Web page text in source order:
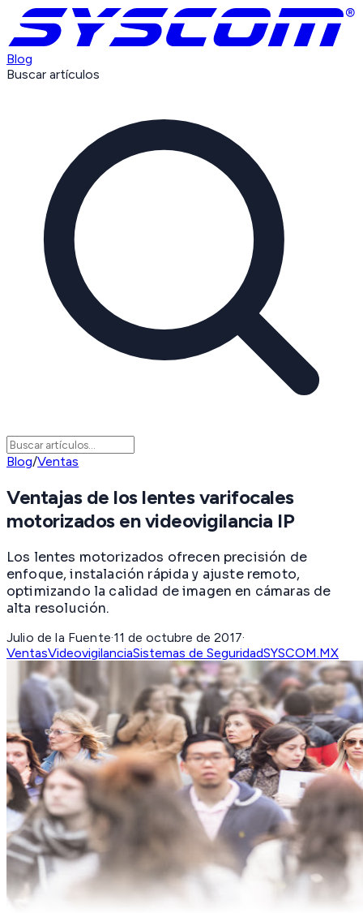
Blog
Buscar artículos
Blog/Ventas
Ventajas de los lentes varifocales
motorizados en videovigilancia IP
Los lentes motorizados ofrecen precisión de
enfoque, instalación rápida y ajuste remoto,
optimizando la calidad de imagen en cámaras de
alta resolución.
Julio de la Fuente·11 de octubre de 2017·
VentasVideovigilanciaSistemas de SeguridadSYSCOM.MX